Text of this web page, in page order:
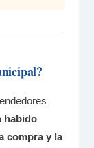
habido
compra y la